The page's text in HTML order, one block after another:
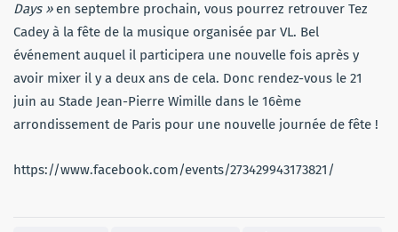
Days »en septembre prochain, vous pourrez retrouver Tez
Cadey à la fête de la musique organisée par VL. Bel
événement auquel il participera une nouvelle fois après y
avoir mixer il y a deux ans de cela. Donc rendez-vous le 21
juin au Stade Jean-Pierre Wimille dans le 16ème
arrondissement de Paris pour une nouvelle journée de fête !
https://www.facebook.com/events/273429943173821/